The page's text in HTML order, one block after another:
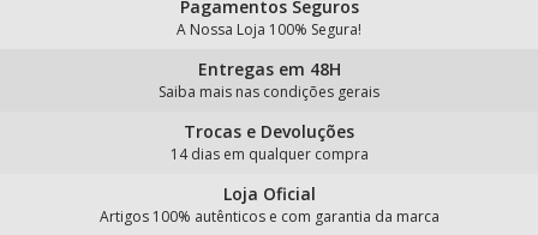
Pagamentos Seguros
A Nossa Loja 100% Segura!
Entregas em 48H
Saiba mais nas condições gerais
Trocas e Devoluções
14 dias em qualquer compra
Loja Oficial
Artigos 100% autênticos e com garantia da marca